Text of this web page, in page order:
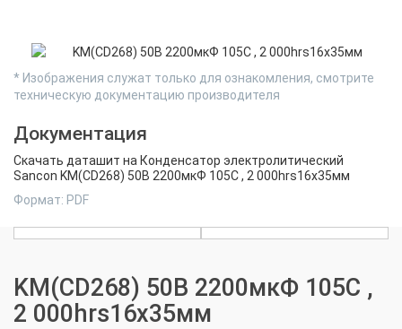
* Изображения служат только для ознакомления, смотрите
техническую документацию производителя
Документация
Скачать даташит на Конденсатор электролитический
Sancon KM(CD268) 50В 2200мкФ 105C , 2 000hrs16х35мм
Формат: PDF
KM(CD268) 50В 2200мкФ 105C ,
2 000hrs16х35мм